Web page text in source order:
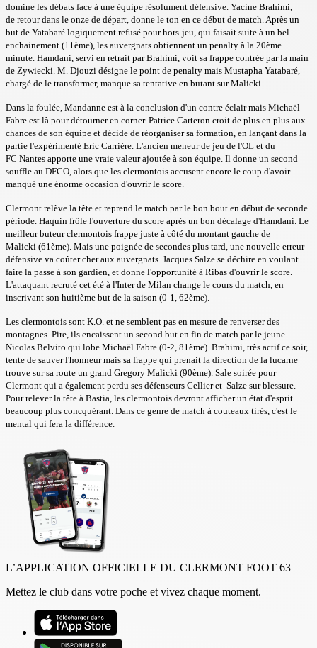
domine les débats face à une équipe résolument défensive. Yacine Brahimi,
de retour dans le onze de départ, donne le ton en ce début de match. Après un
but de Yatabaré logiquement refusé pour hors-jeu, qui faisait suite à un bel
enchainement (11ème), les auvergnats obtiennent un penalty à la 20ème
minute. Hamdani, servi en retrait par Brahimi, voit sa frappe contrée par la main
de Zywiecki. M. Djouzi désigne le point de penalty mais Mustapha Yatabaré,
chargé de le transformer, manque sa tentative en butant sur Malicki.
Dans la foulée, Mandanne est à la conclusion d'un contre éclair mais Michaël
Fabre est là pour détourner en corner. Patrice Carteron croit de plus en plus aux
chances de son équipe et décide de réorganiser sa formation, en lançant dans la
partie l'expérimenté Eric Carrière. L'ancien meneur de jeu de l'OL et du
FC Nantes apporte une vraie valeur ajoutée à son équipe. Il donne un second
souffle au DFCO, alors que les clermontois accusent encore le coup d'avoir
manqué une énorme occasion d'ouvrir le score.
Clermont relève la tête et reprend le match par le bon bout en début de seconde
période. Haquin frôle l'ouverture du score après un bon décalage d'Hamdani. Le
meilleur buteur clermontois frappe juste à côté du montant gauche de
Malicki (61ème). Mais une poignée de secondes plus tard, une nouvelle erreur
défensive va coûter cher aux auvergnats. Jacques Salze se déchire en voulant
faire la passe à son gardien, et donne l'opportunité à Ribas d'ouvrir le score.
L'attaquant recruté cet été à l'Inter de Milan change le cours du match, en
inscrivant son huitième but de la saison (0-1, 62ème).
Les clermontois sont K.O. et ne semblent pas en mesure de renverser des
montagnes. Pire, ils encaissent un second but en fin de match par le jeune
Nicolas Belvito qui lobe Michaël Fabre (0-2, 81ème). Brahimi, très actif ce soir,
tente de sauver l'honneur mais sa frappe qui prenait la direction de la lucarne
trouve sur sa route un grand Gregory Malicki (90ème). Sale soirée pour
Clermont qui a également perdu ses défenseurs Cellier et Salze sur blessure.
Pour relever la tête à Bastia, les clermontois devront afficher un état d'esprit
beaucoup plus concquérant. Dans ce genre de match à couteaux tirés, c'est le
mental qui fera la différence.
L’APPLICATION OFFICIELLE DU CLERMONT FOOT 63
Mettez le club dans votre poche et vivez chaque moment.